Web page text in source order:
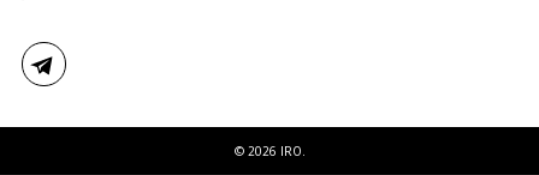
© 2026 IRO.